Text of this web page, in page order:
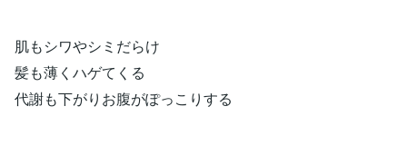
肌もシワやシミだらけ
髪も薄くハゲてくる
代謝も下がりお腹がぽっこりする